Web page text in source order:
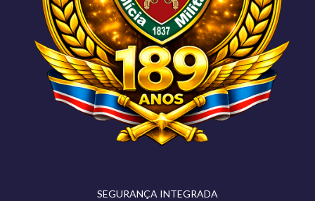
SEGURANÇA INTEGRADA